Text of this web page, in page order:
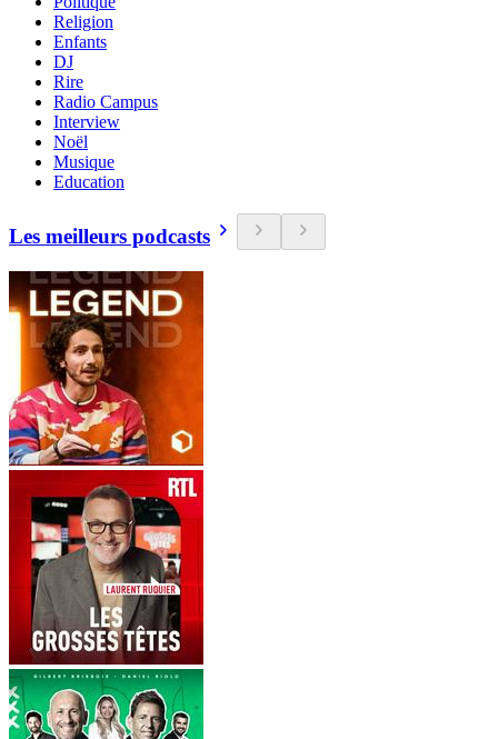
Religion
Enfants
DJ
Rire
Radio Campus
Interview
Noël
Musique
Education
Les meilleurs podcasts